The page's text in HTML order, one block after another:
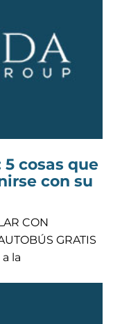
cosas que
con su
CON
GRATIS
la